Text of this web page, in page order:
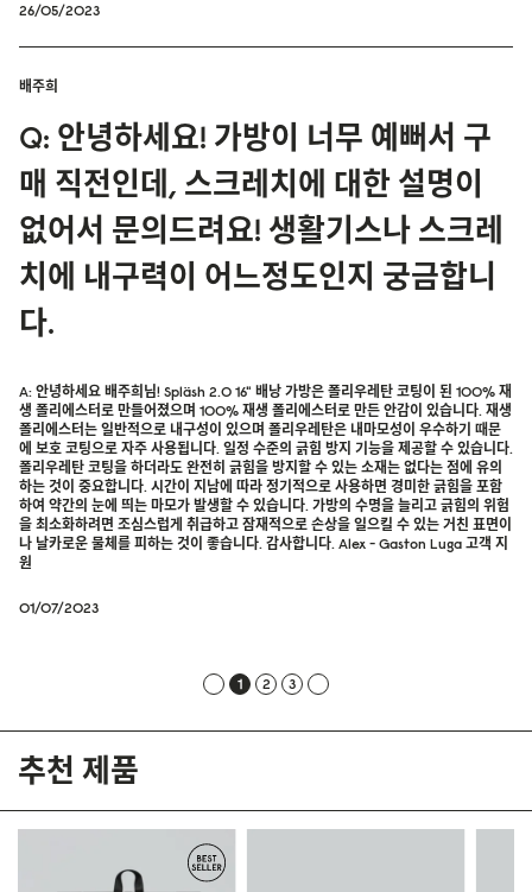
26/05/2023
배주희
Q: 안녕하세요! 가방이 너무 예뻐서 구
매 직전인데, 스크레치에 대한 설명이
없어서 문의드려요! 생활기스나 스크레
치에 내구력이 어느정도인지 궁금합니
다.
A: 안녕하세요 배주희님! Spläsh 2.0 16" 배낭 가방은 폴리우레탄 코팅이 된 100% 재
생 폴리에스터로 만들어졌으며 100% 재생 폴리에스터로 만든 안감이 있습니다. 재생
폴리에스터는 일반적으로 내구성이 있으며 폴리우레탄은 내마모성이 우수하기 때문
에 보호 코팅으로 자주 사용됩니다. 일정 수준의 긁힘 방지 기능을 제공할 수 있습니다.
폴리우레탄 코팅을 하더라도 완전히 긁힘을 방지할 수 있는 소재는 없다는 점에 유의
하는 것이 중요합니다. 시간이 지남에 따라 정기적으로 사용하면 경미한 긁힘을 포함
하여 약간의 눈에 띄는 마모가 발생할 수 있습니다. 가방의 수명을 늘리고 긁힘의 위험
을 최소화하려면 조심스럽게 취급하고 잠재적으로 손상을 일으킬 수 있는 거친 표면이
나 날카로운 물체를 피하는 것이 좋습니다. 감사합니다. Alex - Gaston Luga 고객 지
원
01/07/2023
1 2 3
추천 제품